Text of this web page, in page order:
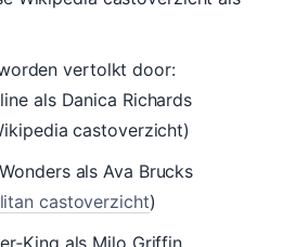
vertolkt door:
als Danica Richards
castoverzicht)
als Ava Brucks
castoverzicht)